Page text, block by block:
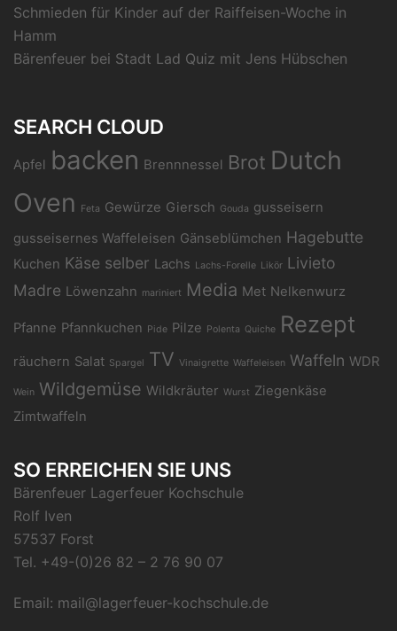
Schmieden für Kinder auf der Raiffeisen-Woche in
Hamm
Bärenfeuer bei Stadt Lad Quiz mit Jens Hübschen
SEARCH CLOUD
Apfel backen Brennnessel Brot Dutch
Oven
Feta Gewürze Giersch Gouda gusseisern
gusseisernes Waffeleisen Gänseblümchen Hagebutte
Kuchen Käse selber Lachs Lachs-Forelle Likör Livieto
Madre Löwenzahn mariniert Media Met Nelkenwurz
Pfanne Pfannkuchen Pide Pilze Polenta Quiche Rezept
räuchern Salat Spargel TV Vinaigrette Waffeleisen Waffeln WDR
Wein Wildgemüse Wildkräuter Wurst Ziegenkäse
Zimtwaffeln
SO ERREICHEN SIE UNS
Bärenfeuer Lagerfeuer Kochschule
Rolf Iven
57537 Forst
Tel. +49-(0)26 82 – 2 76 90 07
Email: mail@lagerfeuer-kochschule.de